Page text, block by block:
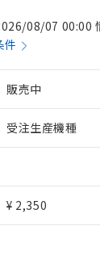
08/07 00:00
件
販売中
受注生産機種
¥ 2,350